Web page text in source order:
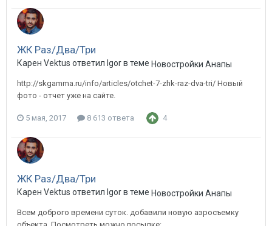
ЖК Раз/Два/Три
Карен Vektus ответил Igor в теме Новостройки Анапы
http://skgamma.ru/info/articles/otchet-7-zhk-raz-dva-tri/ Новый
фото - отчет уже на сайте.
5 мая, 2017 8 613 ответа 4
ЖК Раз/Два/Три
Карен Vektus ответил Igor в теме Новостройки Анапы
Всем доброго времени суток. добавили новую аэросъемку